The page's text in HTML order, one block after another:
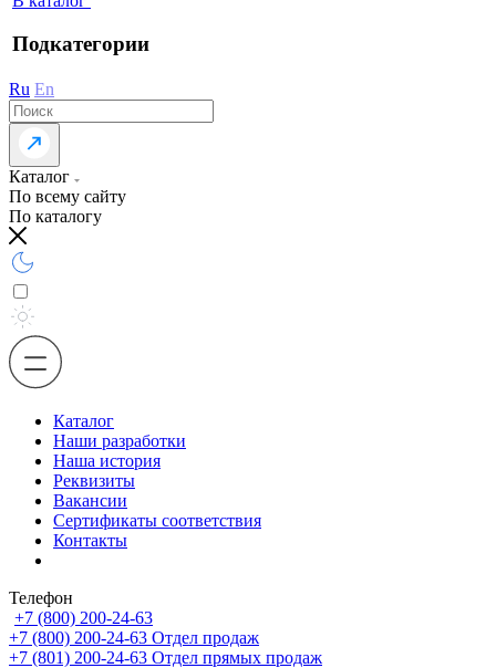
Подкатегории
Ru En
Каталог
По всему сайту
По каталогу
Каталог
Наши разработки
Наша история
Реквизиты
Вакансии
Сертификаты соответствия
Контакты
Телефон
+7 (800) 200-24-63
+7 (800) 200-24-63 Отдел продаж
+7 (801) 200-24-63 Отдел прямых продаж